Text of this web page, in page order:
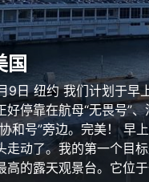
国
9日 纽约 我们计划于早
好停靠在航母“无畏号”、
和号”旁边。完美！ 早
走动了。我的第一个目
高的露天观景台。它位